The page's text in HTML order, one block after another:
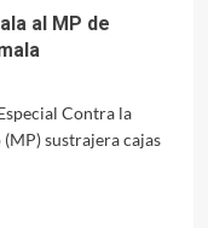
al MP de
Contra la
sustrajera cajas